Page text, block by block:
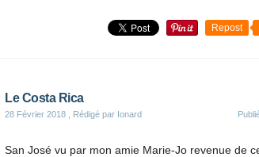
Repost
Le Costa Rica
28 Février 2018 , Rédigé par Ionard
San José vu par mon amie Marie-Jo revenue de